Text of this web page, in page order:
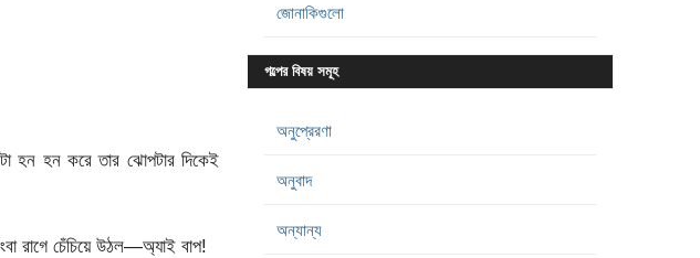
হন হন করে তার ঝোপটার দিকেই
রাগে চেঁচিয়ে উঠল—অ্যাই বাপ!
জোনাকিগুলো
গল্পের বিষয় সমূহ
অনুপ্রেরণা
অনুবাদ
অন্যান্য